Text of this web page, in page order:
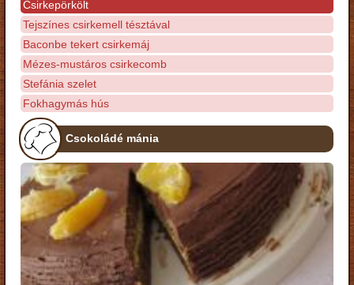
Csirkepörkölt
Tejszínes csirkemell tésztával
Baconbe tekert csirkemáj
Mézes-mustáros csirkecomb
Stefánia szelet
Fokhagymás hús
Csokoládé mánia